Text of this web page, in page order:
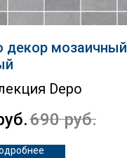
декор мозаичный
Depo
690 руб.